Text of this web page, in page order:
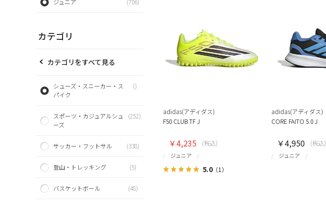
カテゴリ
カテゴリをすべて見る
シューズ・スニーカー・ス
パイク
()
スポーツ・カジュアルシュ
ーズ
(252)
サッカー・フットサル (338)
登山・トレッキング (5)
バスケットボール (48)
adidas(アディダス)
F50 CLUB TF J
ジュニア
5.0（1）
￥4,235 (税込)
adidas(アディダス)
CORE FAITO 5.0 J
ジュニア
￥4,950 (税込)